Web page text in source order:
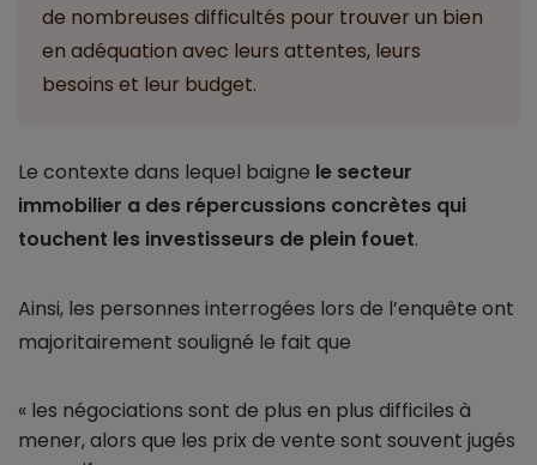
de nombreuses difficultés pour trouver un bien
en adéquation avec leurs attentes, leurs
besoins et leur budget.
Le contexte dans lequel baigne le secteur
immobilier a des répercussions concrètes qui
touchent les investisseurs de plein fouet.
Ainsi, les personnes interrogées lors de l’enquête ont
majoritairement souligné le fait que
« les négociations sont de plus en plus difficiles à
mener, alors que les prix de vente sont souvent jugés